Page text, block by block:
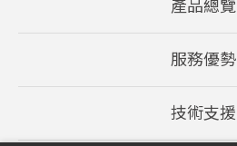
產品總覽
服務優勢
技術支援